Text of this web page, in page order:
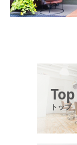
Top
トップ